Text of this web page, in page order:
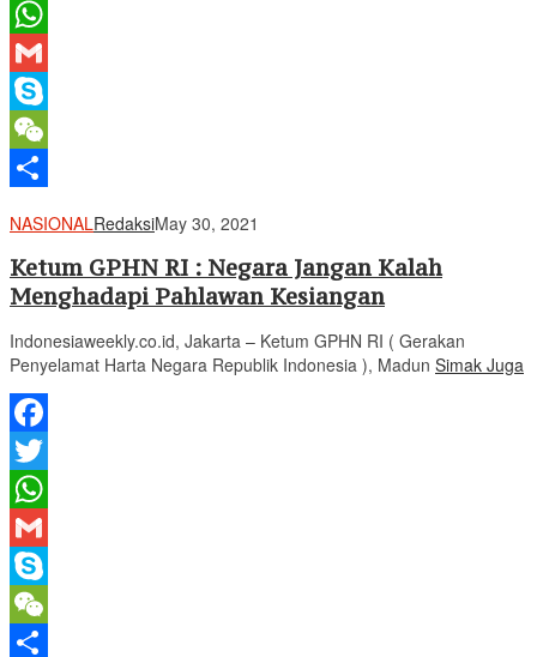
Twitter
WhatsApp
Gmail
Skype
WeChat
NASIONALRedaksiMay 30, 2021
Ketum GPHN RI : Negara Jangan Kalah
Menghadapi Pahlawan Kesiangan
Indonesiaweekly.co.id, Jakarta – Ketum GPHN RI ( Gerakan
Penyelamat Harta Negara Republik Indonesia ), Madun Simak Juga
Facebook
Twitter
WhatsApp
Gmail
Skype
WeChat